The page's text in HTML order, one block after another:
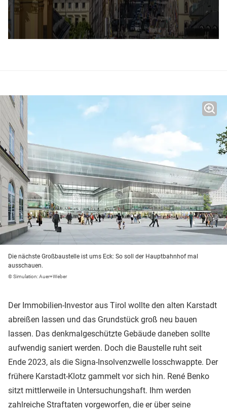
Die nächste Großbaustelle ist ums Eck: So soll der Hauptbahnhof mal
ausschauen.
© Simulation: Auer+Weber
Der Immobilien-Investor aus Tirol wollte den alten Karstadt
abreißen lassen und das Grundstück groß neu bauen
lassen. Das denkmalgeschützte Gebäude daneben sollte
aufwendig saniert werden. Doch die Baustelle ruht seit
Ende 2023, als die Signa-Insolvenzwelle losschwappte. Der
frühere Karstadt-Klotz gammelt vor sich hin. René Benko
sitzt mittlerweile in Untersuchungshaft. Ihm werden
zahlreiche Straftaten vorgeworfen, die er über seine